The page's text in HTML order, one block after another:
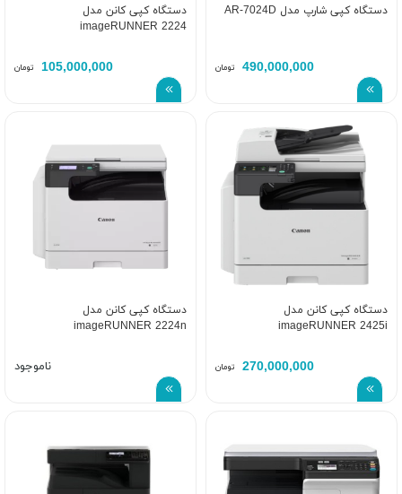
دستگاه کپی شارپ مدل AR-7024D
490,000,000 تومان
دستگاه کپی کانن مدل
imageRUNNER 2224
105,000,000 تومان
دستگاه کپی کانن مدل
imageRUNNER 2425i
270,000,000 تومان
دستگاه کپی کانن مدل
imageRUNNER 2224n
ناموجود